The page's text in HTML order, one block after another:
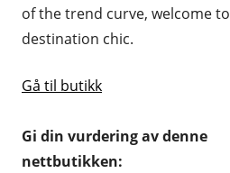
of the trend curve, welcome to
destination chic.
Gå til butikk
Gi din vurdering av denne
nettbutikken: